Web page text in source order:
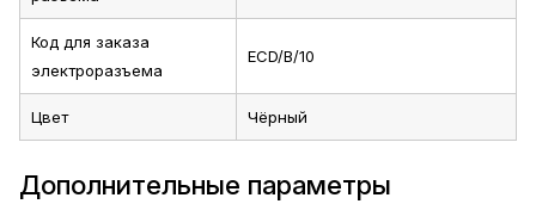
Код для заказа
электроразъема
ECD/B/10
Цвет Чёрный
Дополнительные параметры